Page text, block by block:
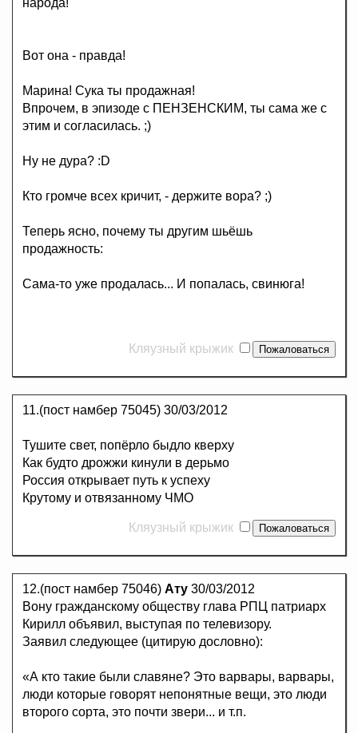
народа!"
Вот она - правда!
Марина! Сука ты продажная!
Впрочем, в эпизоде с ПЕНЗЕНСКИМ, ты сама же с
этим и согласилась. ;)
Ну не дура? :D
Кто громче всех кричит, - держите вора? ;)
Теперь ясно, почему ты другим шьёшь
продажность:
Сама-то уже продалась... И попалась, свинюга!
Кляузный крыжик
11.(пост намбер 75045) 30/03/2012
Тушите свет, попёрло быдло кверху
Как будто дрожжи кинули в дерьмо
Россия открывает путь к успеху
Крутому и отвязанному ЧМО
Кляузный крыжик
12.(пост намбер 75046) Ату 30/03/2012
Вону гражданскому обществу глава РПЦ патриарх
Кирилл объявил, выступая по телевизору.
Заявил следующее (цитирую дословно):
«А кто такие были славяне? Это варвары, варвары,
люди которые говорят непонятные вещи, это люди
второго сорта, это почти звери... и т.п.